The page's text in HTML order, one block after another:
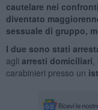
cautelare nei
diventato
sessuale di gruppo,
I due sono stati
agli arresti domiciliari
carabinieri presso un